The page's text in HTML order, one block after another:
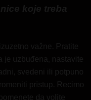
koje treba
važne. Pratite
je uzbuđena, nastavite
svedeni ili potpuno
pristup. Recimo
da volite